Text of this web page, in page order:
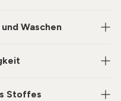
Waschen
Stoffes